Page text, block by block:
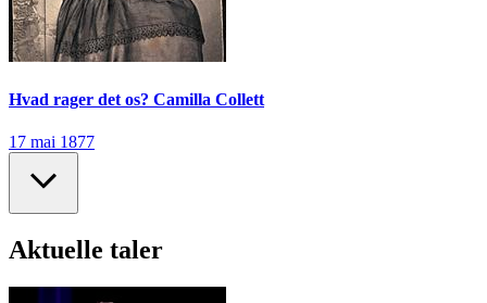
Hvad rager det os? Camilla Collett
17 mai 1877
Aktuelle taler